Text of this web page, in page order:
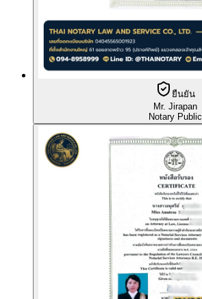
ยืนยัน
Mr. Jirapan
Notary Public